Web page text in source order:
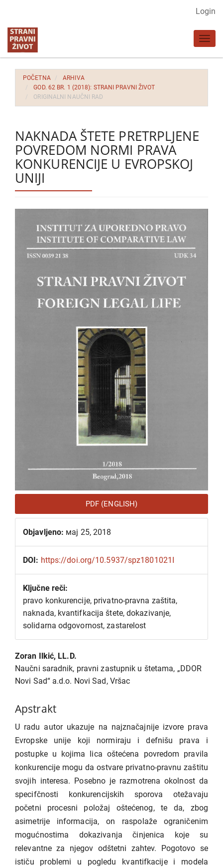
Glavni
sadržaj
Bočna
strana
Login
POČETNA
ARHIVA
GOD. 62 BR. 1 (2018): STRANI PRAVNI ŽIVOT
ORIGINALNI NAUČNI RAD
NAKNADA ŠTETE PRETRPLJENE
POVREDOM NORMI PRAVA
KONKURENCIJE U EVROPSKOJ
UNIJI
Bočna
strana
članka
PDF (ENGLISH)
Objavljeno: мај 25, 2018
DOI: https://doi.org/10.5937/spz1801021I
Ključne reči:
pravo konkurencije, privatno-pravna zaštita,
naknada, kvantifkacija štete, dokazivanje,
solidarna odgovornost, zastarelost
Glavni
sadržaj
članka
Zoran Ilkić, LL.D.
Naučni saradnik, pravni zastupnik u štetama, „DDOR
Novi Sad“ a.d.o. Novi Sad, Vršac
Apstrakt
U radu autor ukazuje na najznačajnije izvore prava
Evropske unije koji normiraju i defnišu prava i
postupke u kojima lica oštećena povredom pravila
konkurencije mogu da ostvare privatno-pravnu zaštitu
svojih interesa. Posebno je razmotrena okolnost da
specifčnosti konkurencijskih sporova otežavaju
početni procesni položaj oštećenog, te da, zbog
asimetrije informacija, on raspolaže ograničenim
mogućnostima dokazivanja činjenica koje su
relevantne za njegov odštetni zahtev. Pogotovo se
ističu problemi u pogledu kvantifkacije i modela